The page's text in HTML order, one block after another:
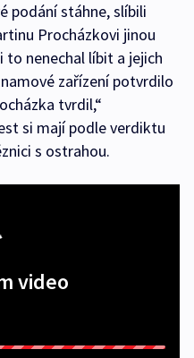
podání stáhne, slíbili
Procházkovi jinou
to nenechal líbit a jejich
zařízení potvrdilo
tvrdil,“
si mají podle verdiktu
s ostrahou.
video